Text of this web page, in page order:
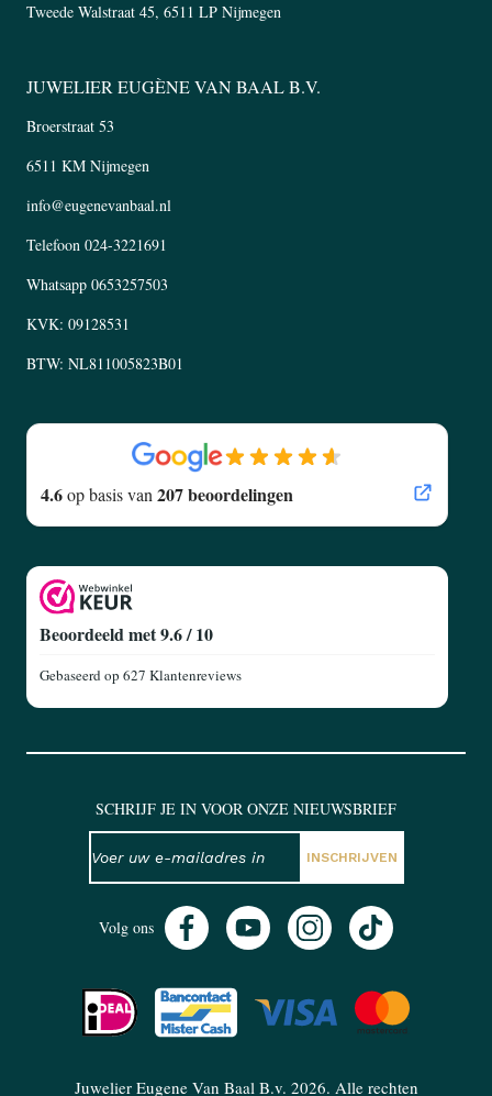
Tweede Walstraat 45, 6511 LP Nijmegen
JUWELIER EUGÈNE VAN BAAL B.V.
Broerstraat 53
6511 KM Nijmegen
info@eugenevanbaal.nl
Telefoon 024-3221691
Whatsapp 0653257503
KVK: 09128531
BTW: NL811005823B01
4.6op basis van 207 beoordelingen
Beoordeeld met 9.6 / 10
Gebaseerd op 627 Klantenreviews
SCHRIJF JE IN VOOR ONZE NIEUWSBRIEF
INSCHRIJVEN
Volg ons
Juwelier Eugene Van Baal B.v. 2026. Alle rechten